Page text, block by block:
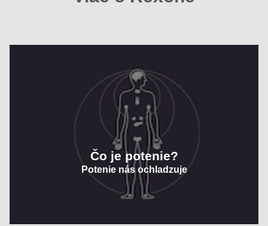
Čo je potenie?
Potenie nás ochladzuje